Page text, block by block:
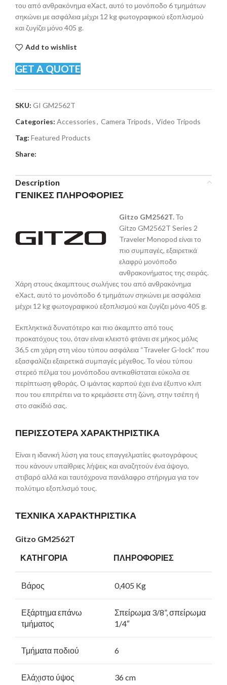
του από ανθρακόνημα eXact, αυτό το μονόποδο 6 τμημάτων
σηκώνει με ασφάλεια μέχρι 12 kg φωτογραφικού εξοπλισμού
και ζυγίζει μόνο 405 g.
Add to wishlist
GET A QUOTE
SKU: GI GM2562T
Categories: Accessories, Camera Tripods, Video Tripods
Tag: Featured Products
Share:
Description
ΓΕΝΙΚΕΣ ΠΛΗΡΟΦΟΡΙΕΣ
Gitzo GM2562T.Το
Gitzo GM2562T Series 2
Traveler Monopod είναι το
πιο συμπαγές, εξαιρετικά
ελαφρύ μονόποδο
ανθρακονήματος της σειράς.
Χάρη στους άκαμπτους σωλήνες του από ανθρακόνημα
eXact, αυτό το μονόποδο 6 τμημάτων σηκώνει με ασφάλεια
μέχρι 12 kg φωτογραφικού εξοπλισμού και ζυγίζει μόνο 405 g.
Εκπληκτικά δυνατότερο και πιο άκαμπτο από τους
προκατόχους του, όταν είναι κλειστό φτάνει σε μήκος μόλις
36,5 cm χάρη στη νέου τύπου ασφάλεια “Traveler G-lock” που
εξασφαλίζει εξαιρετικά συμπαγές μέγεθος. Το νέου τύπου
στερεό πέλμα του μονόποδου αντικαθίσταται εύκολα σε
περίπτωση φθοράς. Ο ιμάντας καρπού έχει ένα έξυπνο κλιπ
που του επιτρέπει να το κρεμάσετε στη ζώνη, στην τσέπη ή
στο σακίδιό σας.
ΠΕΡΙΣΣΟΤΕΡΑ ΧΑΡΑΚΤΗΡΙΣΤΙΚΑ
Είναι η ιδανική λύση για τους επαγγελματίες φωτογράφους
που κάνουν υπαίθριες λήψεις και αναζητούν ένα άψογο,
στιβαρό αλλά και ταυτόχρονα πανάλαφρο στήριγμα για τον
πολύτιμο εξοπλισμό τους.
ΤΕΧΝΙΚΑ ΧΑΡΑΚΤΗΡΙΣΤΙΚΑ
Gitzo GM2562T
ΚΑΤΗΓΟΡΙΑ ΠΛΗΡΟΦΟΡΙΕΣ
Βάρος 0,405 Kg
Εξάρτημα επάνω
τμήματος
Σπείρωμα 3/8”, σπείρωμα
1/4″
Τμήματα ποδιού 6
Ελάχιστο ύψος 36 cm